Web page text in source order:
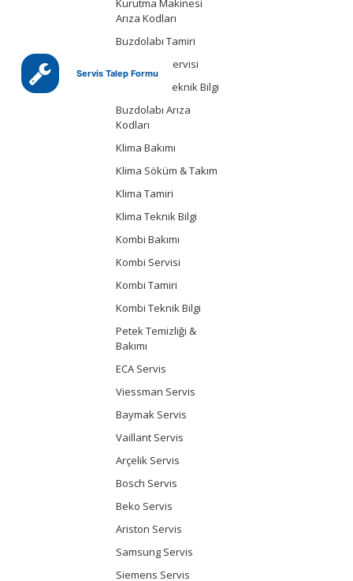
Kurutma Makinesi
Arıza Kodları
Buzdolabı Tamiri
Buzdolabı Servisi
Buzdolabı Teknik Bilgi
Buzdolabı Arıza
Kodları
Klima Bakımı
Klima Söküm & Takım
Klima Tamiri
Klima Teknik Bilgi
Kombi Bakımı
Kombi Servisi
Kombi Tamiri
Kombi Teknik Bilgi
Petek Temizliği &
Bakımı
ECA Servis
Viessman Servis
Baymak Servis
Vaillant Servis
Arçelik Servis
Bosch Servis
Beko Servis
Ariston Servis
Samsung Servis
Siemens Servis
Servis Talep Formu